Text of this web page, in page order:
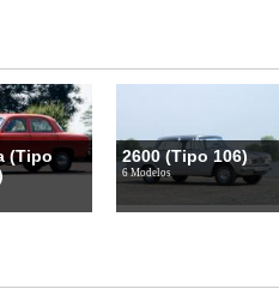
(Tipo
2600 (Tipo 106)
6 Modelos